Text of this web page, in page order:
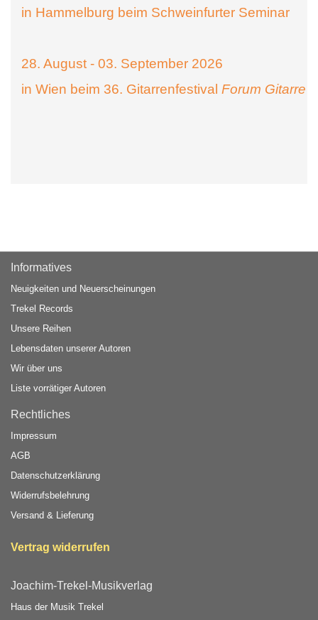
in Hammelburg beim Schweinfurter Seminar
28. August - 03. September 2026
in Wien beim 36. Gitarrenfestival Forum Gitarre
Informatives
Neuigkeiten und Neuerscheinungen
Trekel Records
Unsere Reihen
Lebensdaten unserer Autoren
Wir über uns
Liste vorrätiger Autoren
Rechtliches
Impressum
AGB
Datenschutzerklärung
Widerrufsbelehrung
Versand & Lieferung
Vertrag widerrufen
Joachim-Trekel-Musikverlag
Haus der Musik Trekel